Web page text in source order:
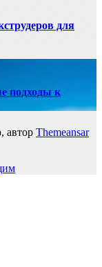
для
подходы к
автор Themeansar